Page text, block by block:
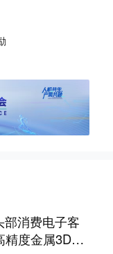
消费电子客
精度金属3D打